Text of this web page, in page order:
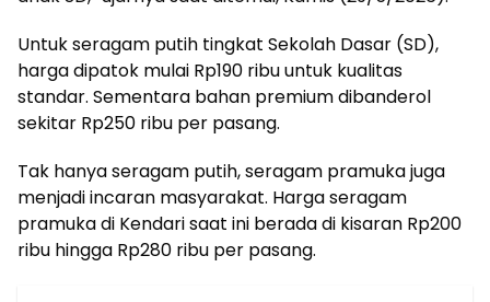
Untuk seragam putih tingkat Sekolah Dasar (SD),
harga dipatok mulai Rp190 ribu untuk kualitas
standar. Sementara bahan premium dibanderol
sekitar Rp250 ribu per pasang.
Tak hanya seragam putih, seragam pramuka juga
menjadi incaran masyarakat. Harga seragam
pramuka di Kendari saat ini berada di kisaran Rp200
ribu hingga Rp280 ribu per pasang.